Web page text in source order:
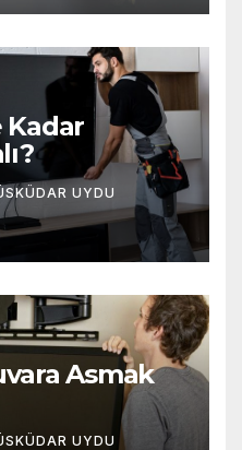
Kadar
UYDU
Asmak
UYDU